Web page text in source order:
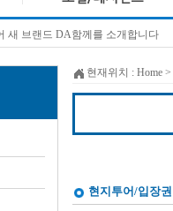
새 브랜드 DA함께를 소개합니다
현재위치 : Home >
현지투어/입장권